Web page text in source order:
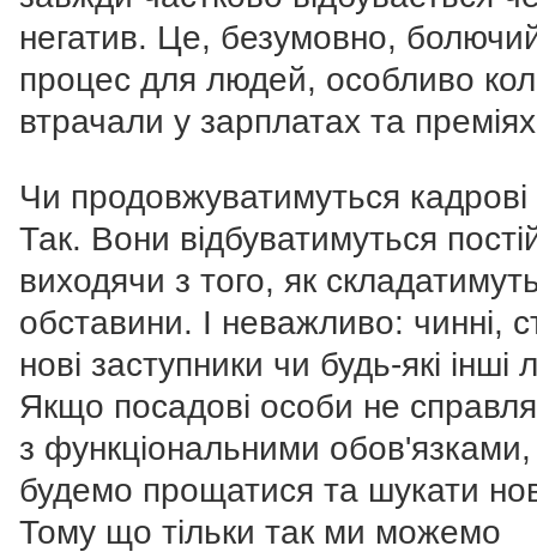
негатив. Це, безумовно,
процес для людей, особливо
втрачали у зарплатах та
Чи продовжуватимуться кадрові
Так. Вони відбуватимуться
виходячи з того, як
обставини. І неважливо: чинні,
нові заступники чи будь-які інші
Якщо посадові особи не
з функціональними
будемо прощатися та шукати
Тому що тільки так ми можемо